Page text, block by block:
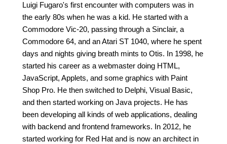
Luigi Fugaro's first encounter with computers was in
the early 80s when he was a kid. He started with a
Commodore Vic-20, passing through a Sinclair, a
Commodore 64, and an Atari ST 1040, where he spent
days and nights giving breath mints to Otis. In 1998, he
started his career as a webmaster doing HTML,
JavaScript, Applets, and some graphics with Paint
Shop Pro. He then switched to Delphi, Visual Basic,
and then started working on Java projects. He has
been developing all kinds of web applications, dealing
with backend and frontend frameworks. In 2012, he
started working for Red Hat and is now an architect in